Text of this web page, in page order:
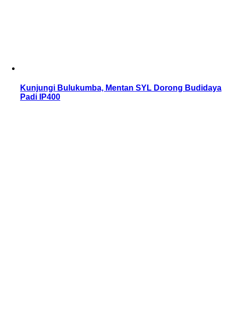
Kunjungi Bulukumba, Mentan SYL Dorong Budidaya
Padi IP400